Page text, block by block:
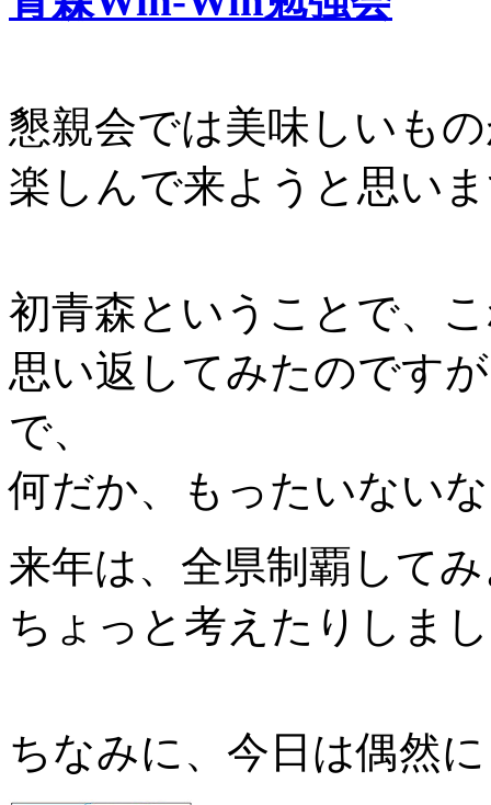
懇親会では美味しいも
楽しんで来ようと思い
初青森ということで、
思い返してみたのです
で、
何だか、もったいない
来年は、全県制覇して
ちょっと考えたりしま
ちなみに、今日は偶然